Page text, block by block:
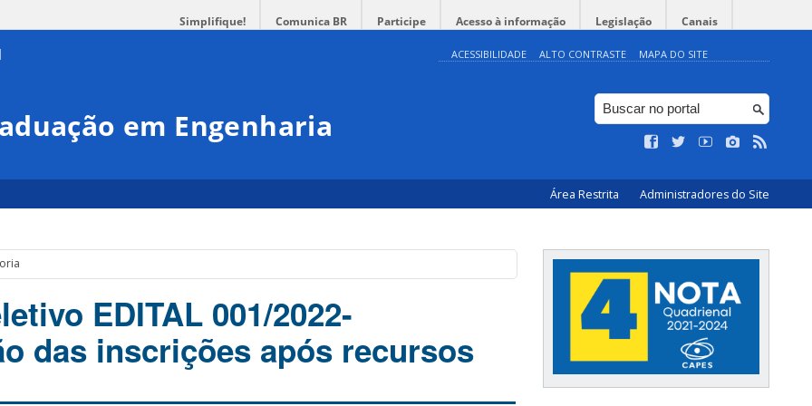
Simplifique! Comunica BR Participe Acesso à informação Legislação Canais
ACESSIBILIDADE ALTO CONTRASTE MAPA DO SITE
em Engenharia
Área Restrita Administradores do Site
EDITAL 001/2022-
das inscrições após recursos